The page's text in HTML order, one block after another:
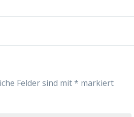
Felder sind mit* markiert